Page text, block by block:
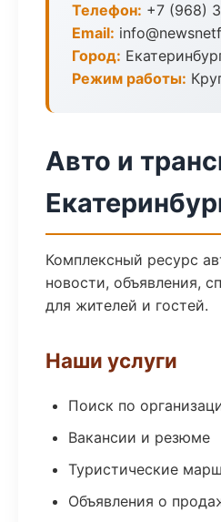
Телефон: +7 (968)
Email:
Город:
Режим работы:
Авто и
Комплексный ресурс
новости, объявления,
для жителей и гостей.
Наши услуги
Поиск по
Вакансии и резюме
Туристические
Объявления о